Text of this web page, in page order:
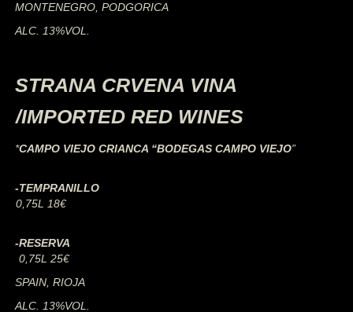
MONTENEGRO, PODGORICA
ALC. 13%VOL.
STRANA CRVENA VINA
/IMPORTED RED WINES
*CAMPO VIEJO CRIANCA “BODEGAS CAMPO VIEJO”
-TEMPRANILLO
0,75L 18€
-RESERVA
0,75L 25€
SPAIN, RIOJA
ALC. 13%VOL.